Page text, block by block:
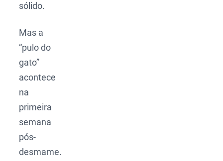
sólido.
Mas a
“pulo do
gato”
acontece
na
primeira
semana
pós-
desmame.